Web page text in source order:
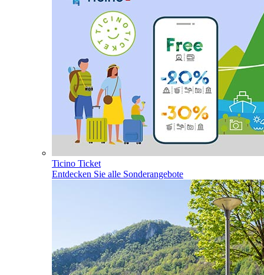
Ticino Ticket
Entdecken Sie alle Sonderangebote